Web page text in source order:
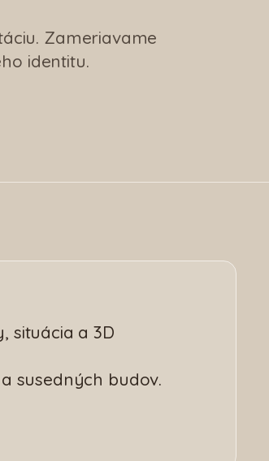
Zameriavame
identitu.
situácia a 3D
susedných budov.